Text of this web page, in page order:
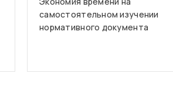
самостоятельном изучении
нормативного документа